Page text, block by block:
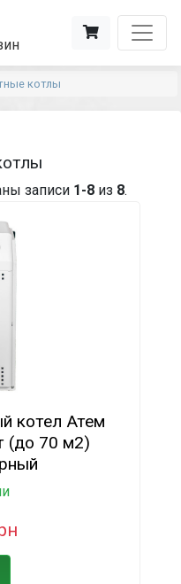
котлы
записи 1-8 из 8.
котел Атем
(до 70 м2)